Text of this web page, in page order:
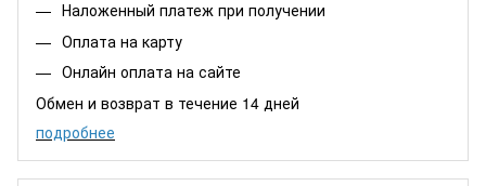
Наложенный платеж при получении
Оплата на карту
Онлайн оплата на сайте
Обмен и возврат в течение 14 дней
подробнее